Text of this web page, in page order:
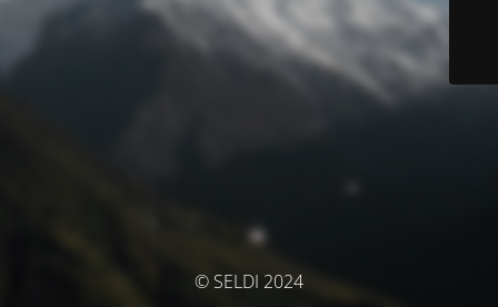
© SELDI 2024